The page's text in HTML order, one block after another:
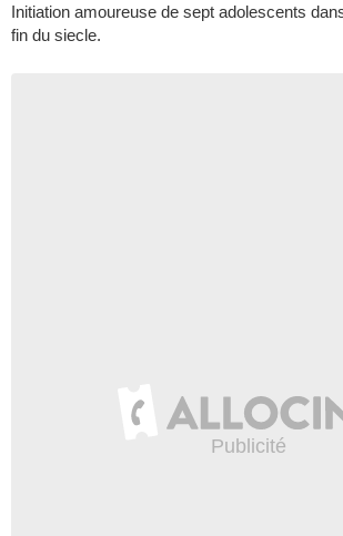
Initiation amoureuse de sept adolescents
fin du siecle.